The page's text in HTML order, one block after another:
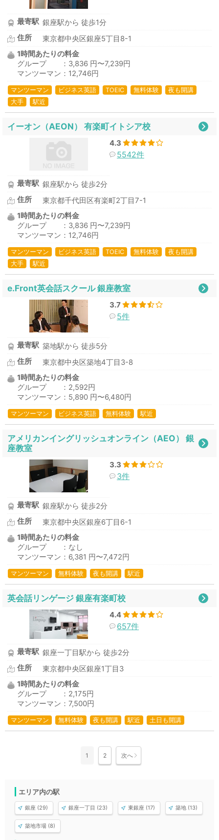
最寄駅 銀座駅から 徒歩1分
住所
東京都中央区銀座5丁目8-1
1時間あたりの料金
グループ ：3,836 円〜7,239円
マンツーマン：12,746円
マンツーマン ビジネス英語 TOEIC 無料体験
夜も開講
大手
駅近
イーオン（AEON） 有楽町イトシア校
4.3
5542件
最寄駅 銀座駅から 徒歩2分
住所
東京都千代田区有楽町2丁目7-1
1時間あたりの料金
グループ ：3,836 円〜7,239円
マンツーマン：12,746円
マンツーマン ビジネス英語 TOEIC 無料体験
夜も開講
大手
駅近
e.Front英会話スクール 銀座教室
3.7
5件
最寄駅 築地駅から 徒歩5分
住所
東京都中央区築地4丁目3-8
1時間あたりの料金
グループ ：2,592円
マンツーマン：5,890 円〜6,480円
マンツーマン ビジネス英語 無料体験 駅近
アメリカンイングリッシュオンライン（AEO） 銀
座教室
3.3
3件
最寄駅 銀座駅から 徒歩2分
住所
東京都中央区銀座6丁目6-1
1時間あたりの料金
グループ ：なし
マンツーマン：6,381 円〜7,472円
マンツーマン 無料体験 夜も開講 駅近
英会話リンゲージ 銀座有楽町校
4.4
657件
最寄駅 銀座一丁目駅から 徒歩2分
住所
東京都中央区銀座1丁目3
1時間あたりの料金
グループ ：2,175円
マンツーマン：7,500円
マンツーマン 無料体験 夜も開講 駅近 土日も開講
1 2 次へ
エリア内の駅
銀座 (29) 銀座一丁目 (23) 東銀座 (17) 築地 (13)
築地市場 (8)